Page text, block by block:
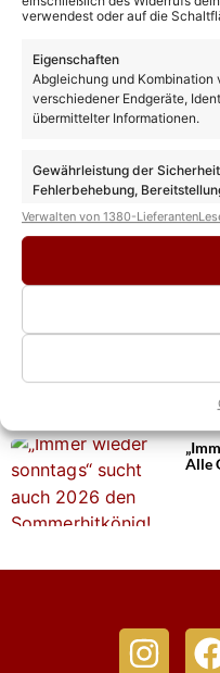
verwendest oder auf die
Eigenschaften
Abgleichung und Kombination
verschiedener Endgeräte,
übermittelter Informationen.
Gewährleistung der
Fehlerbehebung,
Entscheidungen zum
Verwalten von 1380-Lieferanten
Das könnte
Alle